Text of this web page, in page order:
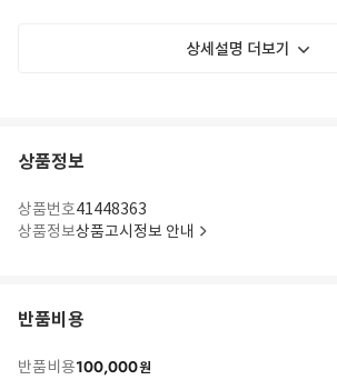
상세설명 더보기
상품정보
상품번호41448363
상품정보상품고시정보 안내
반품비용
반품비용100,000원